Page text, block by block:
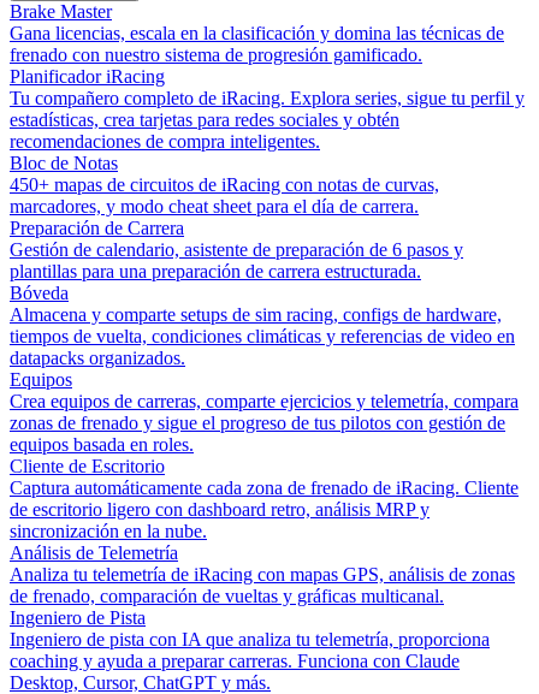
Brake Master
Gana licencias, escala en la clasificación y domina las técnicas de
frenado con nuestro sistema de progresión gamificado.
Planificador iRacing
Tu compañero completo de iRacing. Explora series, sigue tu perfil y
estadísticas, crea tarjetas para redes sociales y obtén
recomendaciones de compra inteligentes.
Bloc de Notas
450+ mapas de circuitos de iRacing con notas de curvas,
marcadores, y modo cheat sheet para el día de carrera.
Preparación de Carrera
Gestión de calendario, asistente de preparación de 6 pasos y
plantillas para una preparación de carrera estructurada.
Bóveda
Almacena y comparte setups de sim racing, configs de hardware,
tiempos de vuelta, condiciones climáticas y referencias de video en
datapacks organizados.
Equipos
Crea equipos de carreras, comparte ejercicios y telemetría, compara
zonas de frenado y sigue el progreso de tus pilotos con gestión de
equipos basada en roles.
Cliente de Escritorio
Captura automáticamente cada zona de frenado de iRacing. Cliente
de escritorio ligero con dashboard retro, análisis MRP y
sincronización en la nube.
Análisis de Telemetría
Analiza tu telemetría de iRacing con mapas GPS, análisis de zonas
de frenado, comparación de vueltas y gráficas multicanal.
Ingeniero de Pista
Ingeniero de pista con IA que analiza tu telemetría, proporciona
coaching y ayuda a preparar carreras. Funciona con Claude
Desktop, Cursor, ChatGPT y más.